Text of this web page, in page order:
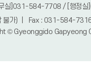
실]031-584-7708 / [행정실
불가) | Fax : 031-584-
© Gyeonggido Gapyeong